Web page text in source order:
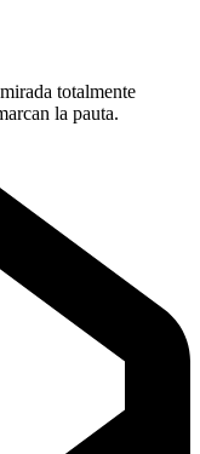
totalmente
la pauta.